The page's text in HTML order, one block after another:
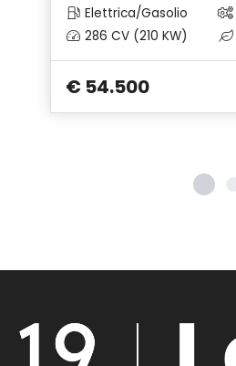
Elettrica/Gasolio
286 CV (210 KW)
€ 54.500